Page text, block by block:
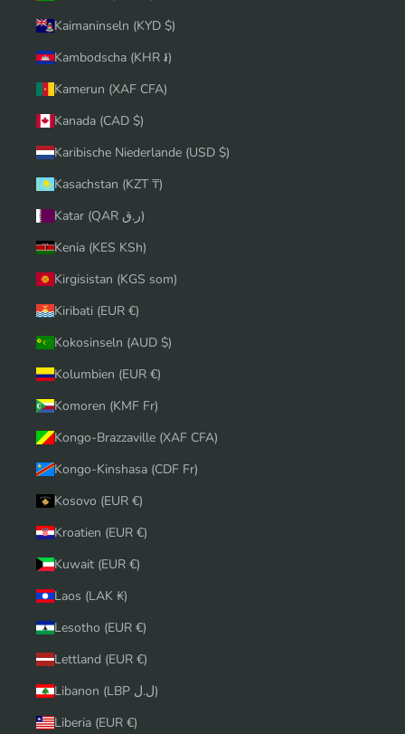
Kaimaninseln (KYD $)
Kambodscha (KHR ៛)
Kamerun (XAF CFA)
Kanada (CAD $)
Karibische Niederlande (USD $)
Kasachstan (KZT ₸)
Katar (QAR ر.ق)
Kenia (KES KSh)
Kirgisistan (KGS som)
Kiribati (EUR €)
Kokosinseln (AUD $)
Kolumbien (EUR €)
Komoren (KMF Fr)
Kongo-Brazzaville (XAF CFA)
Kongo-Kinshasa (CDF Fr)
Kosovo (EUR €)
Kroatien (EUR €)
Kuwait (EUR €)
Laos (LAK ₭)
Lesotho (EUR €)
Lettland (EUR €)
Libanon (LBP ل.ل)
Liberia (EUR €)